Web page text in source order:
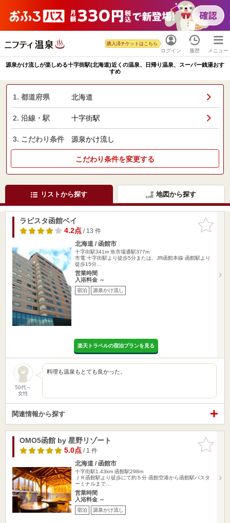
ログイン
購入済チケットはこちら
履歴 メニュー
源泉かけ流しが楽しめる十字街駅(北海道)近くの温泉、日帰り温泉、スーパー銭湯おす
すめ
1. 都道府県 北海道
2. 沿線・駅 十字街駅
3. こだわり条件 源泉かけ流し
こだわり条件を変更する
リストから探す 地図から探す
お気に入
りに追加
ラビスタ函館ベイ
4.2点/ 13 件
北海道 / 函館市
十字街駅341m 魚市場通駅377m
市電 十字街駅より徒歩5分または、JR函館本線 函館駅より
徒歩15分…
営業時間
入浴料金 ～
宿泊 源泉かけ流し
楽天トラベルの宿泊プランを見る
50代～
女性
料理も温泉もとても良かった。
関連情報から探す
お気に入
りに追加
OMO5函館 by 星野リゾート
5.0点/ 1 件
北海道 / 函館市
十字街駅1.43km 函館駅298m
ＪＲ函館駅より徒歩にて約５分 函館空港から函館駅バスタ
ーミナルまで…
営業時間
入浴料金 ～
宿泊 源泉かけ流し